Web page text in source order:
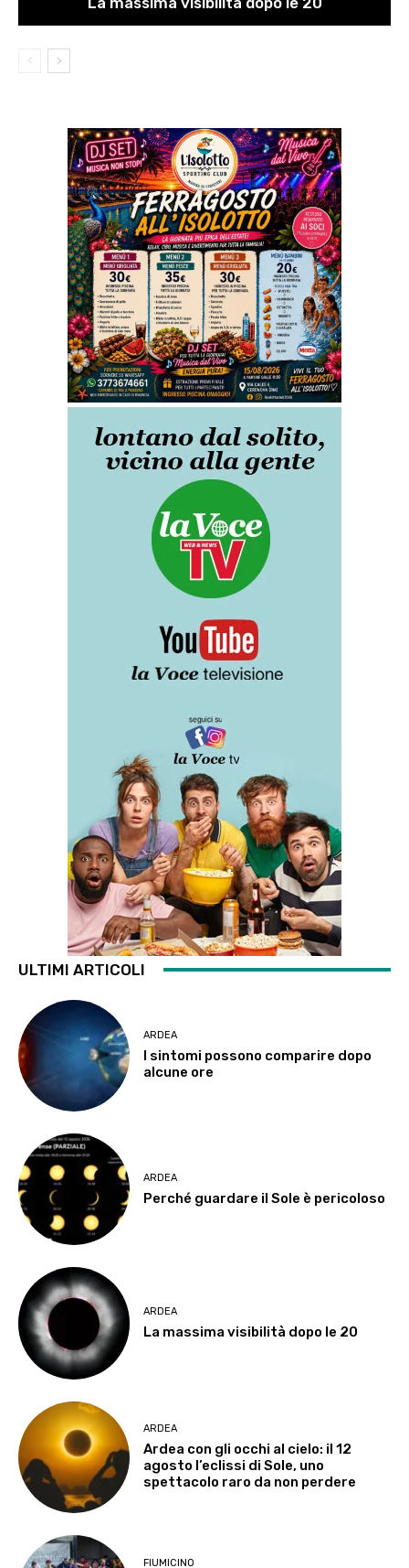
ULTIMI ARTICOLI
ARDEA
I sintomi possono comparire dopo
alcune ore
ARDEA
Perché guardare il Sole è pericoloso
ARDEA
La massima visibilità dopo le 20
ARDEA
Ardea con gli occhi al cielo: il 12
agosto l’eclissi di Sole, uno
spettacolo raro da non perdere
FIUMICINO